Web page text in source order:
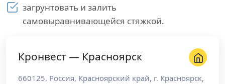
загрунтовать и залить
самовыравнивающейся стяжкой.
Кронвест — Красноярск
660125, Россия, Красноярский край, г. Красноярск,